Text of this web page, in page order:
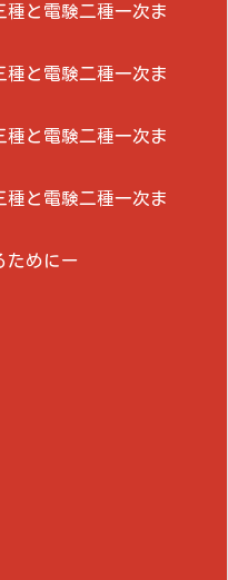
種と電験二種一次ま
種と電験二種一次ま
種と電験二種一次ま
種と電験二種一次ま
めにー